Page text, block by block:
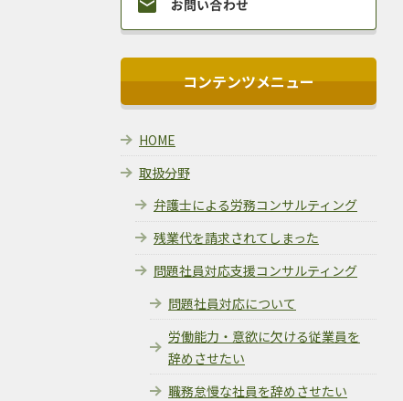
コンテンツメニュー
HOME
取扱分野
弁護士による労務コンサルティング
残業代を請求されてしまった
問題社員対応支援コンサルティング
問題社員対応について
労働能力・意欲に欠ける従業員を
辞めさせたい
職務怠慢な社員を辞めさせたい